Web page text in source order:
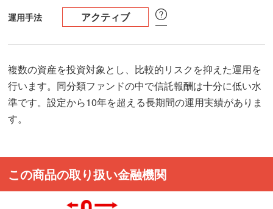
運用手法 アクティブ
複数の資産を投資対象とし、比較的リスクを抑えた運用を
行います。同分類ファンドの中で信託報酬は十分に低い水
準です。設定から10年を超える長期間の運用実績がありま
す。
この商品の取り扱い金融機関